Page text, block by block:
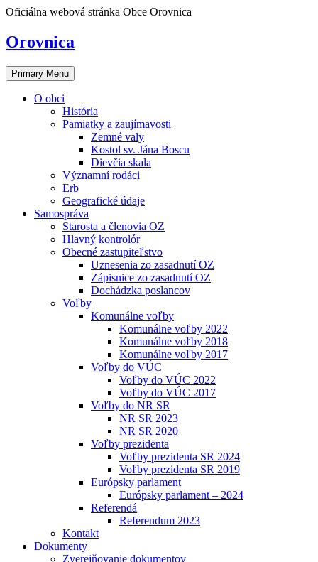
Skip
content
Oficiálna webová stránka Obce Orovnica
Orovnica
Primary Menu
O obci
História
Pamiatky a zaujímavosti
Zemné valy
Kostol sv. Jána Boscu
Dievčia skala
Významní rodáci
Erb
Geografické údaje
Samospráva
Starosta a členovia OZ
Hlavný kontrolór
Obecné zastupiteľstvo
Uznesenia zo zasadnutí OZ
Zápisnice zo zasadnutí OZ
Dochádzka poslancov
Voľby
Komunálne voľby
Komunálne voľby 2022
Komunálne voľby 2018
Komunálne voľby 2017
Voľby do VÚC
Voľby do VÚC 2022
Voľby do VÚC 2017
Voľby do NR SR
NR SR 2023
NR SR 2020
Voľby prezidenta
Voľby prezidenta SR 2024
Voľby prezidenta SR 2019
Európsky parlament
Európsky parlament – 2024
Referendá
Referendum 2023
Kontakt
Dokumenty
Zverejňovanie dokumentov